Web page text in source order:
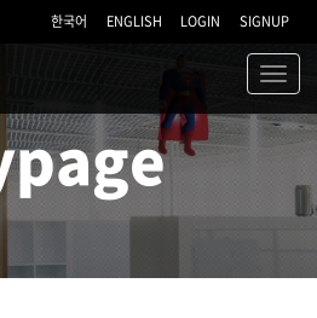
한국어 ENGLISH LOGIN SIGNUP